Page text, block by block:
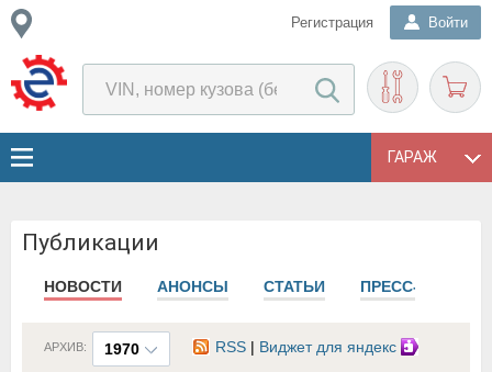
Регистрация Войти
ГАРАЖ
Публикации
НОВОСТИ АНОНСЫ СТАТЬИ ПРЕСС-РЕЛИЗЫ
1970
АРХИВ: RSS | Виджет для яндекс